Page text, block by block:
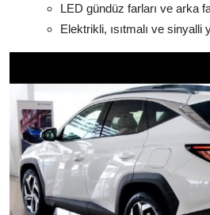
LED gündüz farları ve arka
Elektrikli, ısıtmalı ve sinyalli